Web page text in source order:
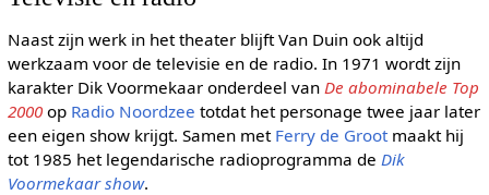
Naast zijn werk in het theater blijft Van Duin ook altijd
werkzaam voor de televisie en de radio. In 1971 wordt zijn
karakter Dik Voormekaar onderdeel van De abominabele Top
2000op Radio Noordzee totdat het personage twee jaar later
een eigen show krijgt. Samen met Ferry de Grootmaakt hij
tot 1985 het legendarische radioprogramma de Dik
Voormekaar show.